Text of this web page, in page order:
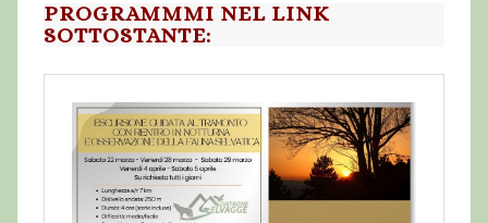
PROGRAMMMI NEL LINK
SOTTOSTANTE: